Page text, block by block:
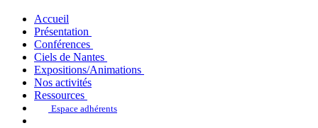
Accueil
Présentation
Conférences
Ciels de Nantes
Expositions/Animations
Nos activités
Ressources
Espace adhérents